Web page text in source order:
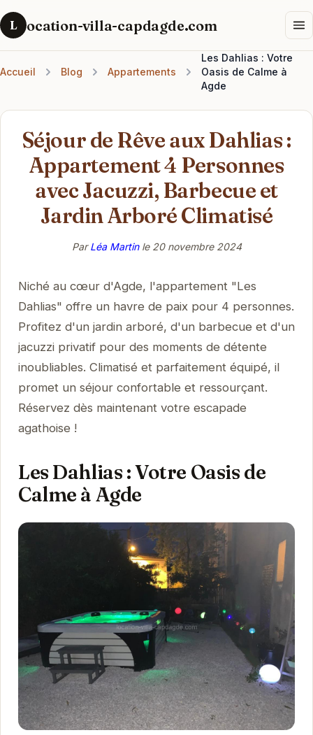
L ocation-villa-capdagde.com
Accueil Blog Appartements
Les Dahlias : Votre
Oasis de Calme à
Agde
Séjour de Rêve aux Dahlias :
Appartement 4 Personnes
avec Jacuzzi, Barbecue et
Jardin Arboré Climatisé
ParLéa Martinle 20 novembre 2024
Niché au cœur d'Agde, l'appartement "Les
Dahlias" offre un havre de paix pour 4 personnes.
Profitez d'un jardin arboré, d'un barbecue et d'un
jacuzzi privatif pour des moments de détente
inoubliables. Climatisé et parfaitement équipé, il
promet un séjour confortable et ressourçant.
Réservez dès maintenant votre escapade
agathoise !
Les Dahlias : Votre Oasis de
Calme à Agde